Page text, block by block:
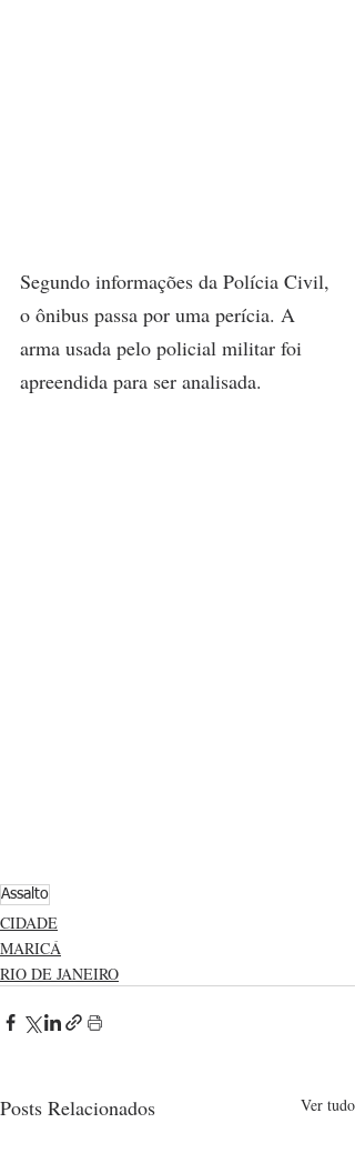
Segundo informações da Polícia Civil,
o ônibus passa por uma perícia. A
arma usada pelo policial militar foi
apreendida para ser analisada.
Assalto
CIDADE
MARICÁ
RIO DE JANEIRO
Posts Relacionados Ver tudo